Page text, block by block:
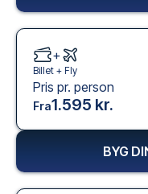
+
Billet + Fly
Pris pr. person
Fra1.595 kr.
BYG